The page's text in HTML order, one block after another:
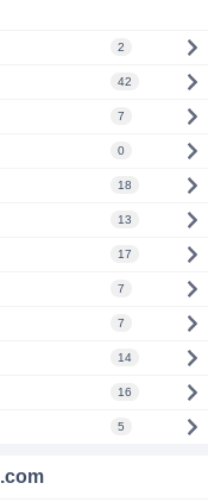
2
42
7
0
18
13
17
7
7
14
16
5
.com